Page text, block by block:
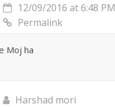
12/09/2016 at 6:48 PM
Permalink
Moj ha
Harshad mori